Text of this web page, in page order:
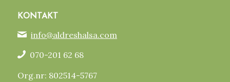
KONTAKT
info@aldreshalsa.com
070-201 62 68
Org.nr: 802514-5767